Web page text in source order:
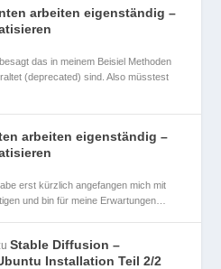
arbeiten eigenständig –
das in meinem Beisiel Methoden
(deprecated) sind. Also müsstest
arbeiten eigenständig –
erst kürzlich angefangen mich mit
und bin für meine Erwartungen…
Stable Diffusion –
Installation Teil 2/2